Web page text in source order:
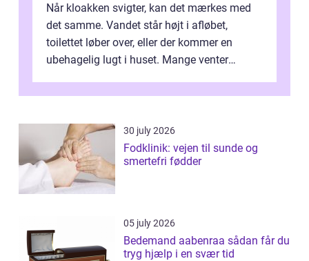
Når kloakken svigter, kan det mærkes med
det samme. Vandet står højt i afløbet,
toilettet løber over, eller der kommer en
ubehagelig lugt i huset. Mange venter
30 july 2026
Fodklinik: vejen til sunde og
smertefri fødder
05 july 2026
Bedemand aabenraa sådan får du
tryg hjælp i en svær tid